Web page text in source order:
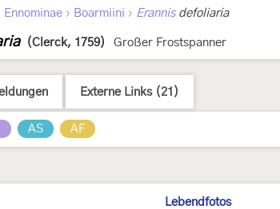
Ennominae › Boarmiini › Erannisdefoliaria
(Clerck, 1759) Großer Frostspanner
Externe Links (21)
AS AF
Lebendfotos